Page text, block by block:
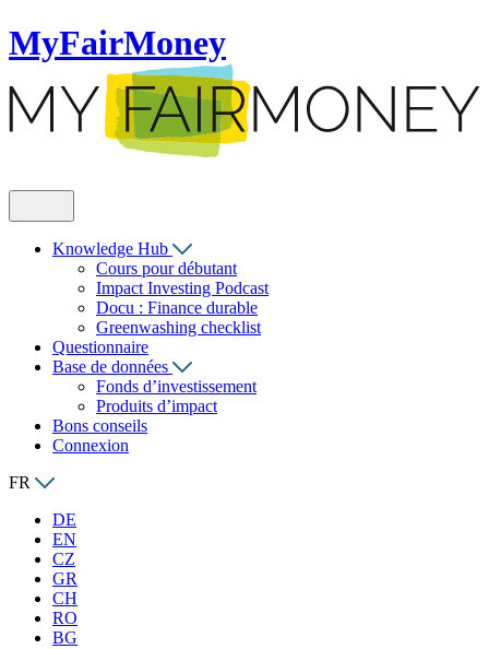
MyFairMoney
Knowledge Hub
Cours pour débutant
Impact Investing Podcast
Docu : Finance durable
Greenwashing checklist
Questionnaire
Base de données
Fonds d’investissement
Produits d’impact
Bons conseils
Connexion
FR
DE
EN
CZ
GR
CH
RO
BG